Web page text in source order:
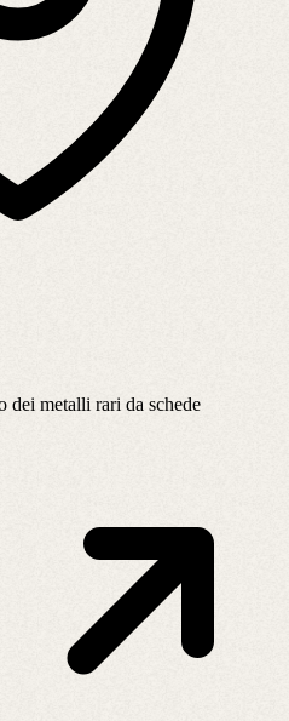
dei metalli rari da schede